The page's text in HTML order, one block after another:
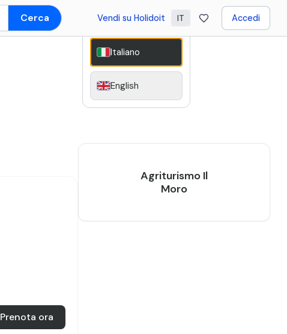
Cerca Vendi su Holidoit IT Accedi
Prenota ora
Agriturismo Il
Moro
Italiano
English